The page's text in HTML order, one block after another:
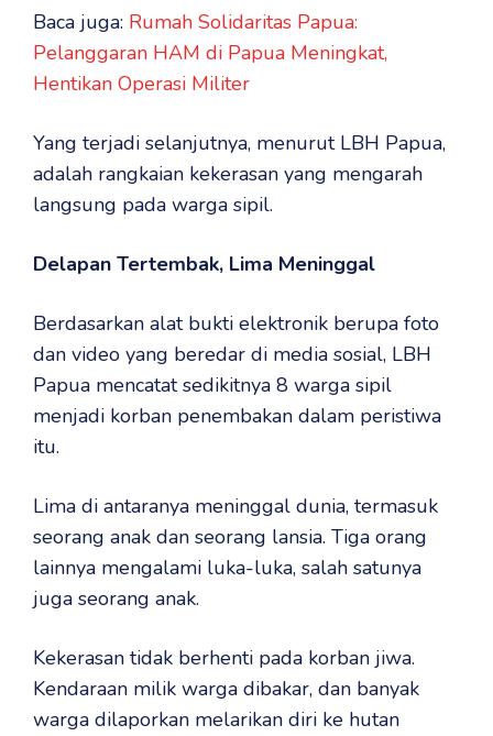
Baca juga: Rumah Solidaritas Papua:
Pelanggaran HAM di Papua Meningkat,
Hentikan Operasi Militer
Yang terjadi selanjutnya, menurut LBH Papua,
adalah rangkaian kekerasan yang mengarah
langsung pada warga sipil.
Delapan Tertembak, Lima Meninggal
Berdasarkan alat bukti elektronik berupa foto
dan video yang beredar di media sosial, LBH
Papua mencatat sedikitnya 8 warga sipil
menjadi korban penembakan dalam peristiwa
itu.
Lima di antaranya meninggal dunia, termasuk
seorang anak dan seorang lansia. Tiga orang
lainnya mengalami luka-luka, salah satunya
juga seorang anak.
Kekerasan tidak berhenti pada korban jiwa.
Kendaraan milik warga dibakar, dan banyak
warga dilaporkan melarikan diri ke hutan